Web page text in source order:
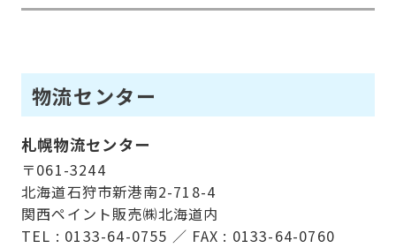
物流センター
札幌物流センター
〒061-3244
北海道石狩市新港南2-718-4
関西ペイント販売㈱北海道内
TEL : 0133-64-0755 ／ FAX : 0133-64-0760